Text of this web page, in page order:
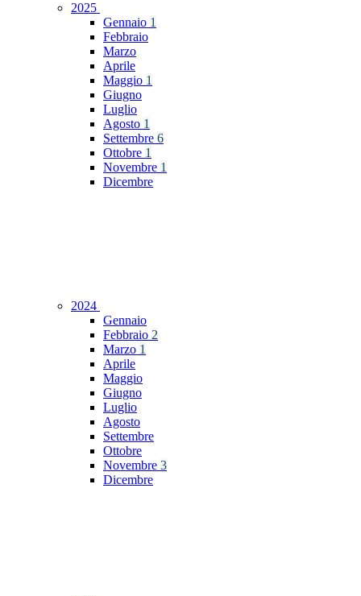
2025
Gennaio 1
Febbraio
Marzo
Aprile
Maggio 1
Giugno
Luglio
Agosto 1
Settembre 6
Ottobre 1
Novembre 1
Dicembre
2024
Gennaio
Febbraio 2
Marzo 1
Aprile
Maggio
Giugno
Luglio
Agosto
Settembre
Ottobre
Novembre 3
Dicembre